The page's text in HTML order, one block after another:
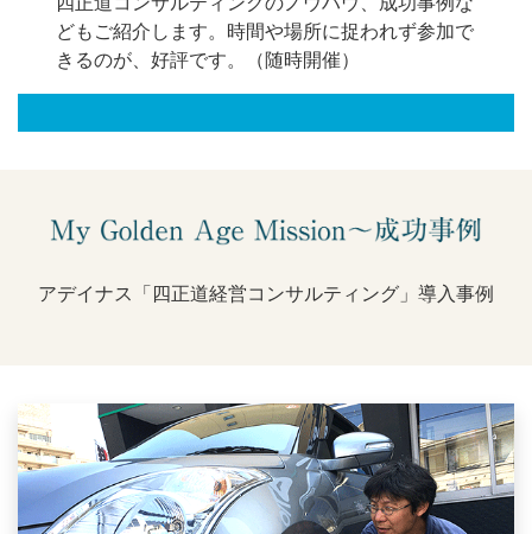
どもご紹介します。時間や場所に捉われず参加で
きるのが、好評です。（随時開催）
アデイナス「四正道経営コンサルティング」導入事例